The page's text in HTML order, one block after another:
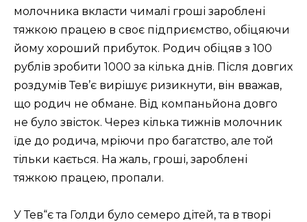
молочника вкласти чималі гроші зароблені
тяжкою працею в своє підприємство, обіцяючи
йому хороший прибуток. Родич обіцяв з 100
рублів зробити 1000 за кілька днів. Після довгих
роздумів Тев’є вирішує ризикнути, він вважав,
що родич не обмане. Від компаньйона довго
не було звісток. Через кілька тижнів молочник
їде до родича, мріючи про багатство, але той
тільки кається. На жаль, гроші, зароблені
тяжкою працею, пропали.
У Тев“є та Голди було семеро дітей, та в творі